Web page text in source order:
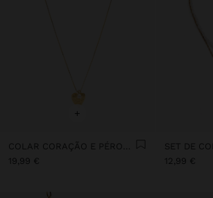
+
COLAR CORAÇÃO E PÉROLA DE ÁGUA DOCE BANHO DE OURO 18K
19,99 €
12,99 €